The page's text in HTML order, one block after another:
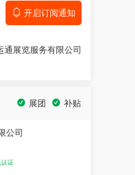
开启订阅通知
通展览服务有限公司
补贴
展团
公司
认证